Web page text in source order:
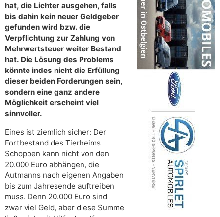
hat, die Lichter ausgehen, falls
bis dahin kein neuer Geldgeber
gefunden wird bzw. die
Verpflichtung zur Zahlung von
Mehrwertsteuer weiter Bestand
hat. Die Lösung des Problems
könnte indes nicht die Erfüllung
dieser beiden Forderungen sein,
sondern eine ganz andere
Möglichkeit erscheint viel
sinnvoller.
Eines ist ziemlich sicher: Der
Fortbestand des Tierheims
Schoppen kann nicht von den
20.000 Euro abhängen, die
Autmanns nach eigenen Angaben
bis zum Jahresende auftreiben
muss. Denn 20.000 Euro sind
zwar viel Geld, aber diese Summe